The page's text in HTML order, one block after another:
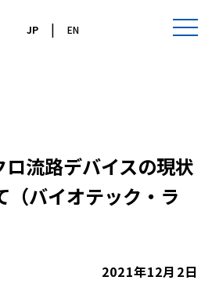
JP| EN
流路デバイスの現状
（バイオテック・ラ
2021年12月2日